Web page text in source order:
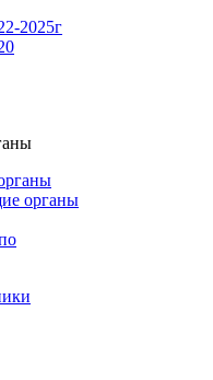
2025г
органы